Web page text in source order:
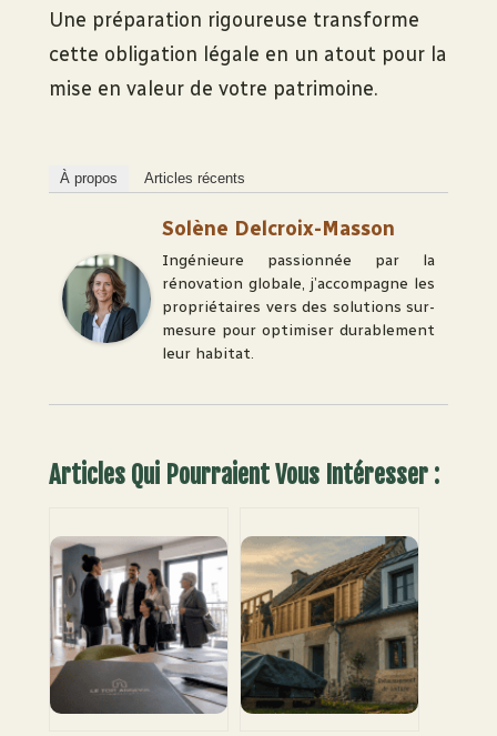
Une préparation rigoureuse transforme
cette obligation légale en un atout pour la
mise en valeur de votre patrimoine.
À propos Articles récents
Solène Delcroix-Masson
Ingénieure passionnée par la
rénovation globale, j’accompagne les
propriétaires vers des solutions sur-
mesure pour optimiser durablement
leur habitat.
Articles Qui Pourraient Vous Intéresser :